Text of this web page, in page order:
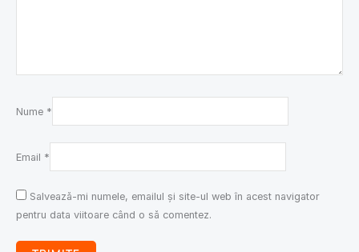
Nume *
Email *
Salvează-mi numele, emailul și site-ul web în acest navigator
pentru data viitoare când o să comentez.